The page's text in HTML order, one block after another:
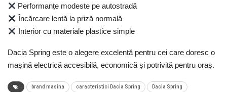
Performanțe modeste pe autostradă
Încărcare lentă la priză normală
Interior cu materiale plastice simple
Dacia Spring este o alegere excelentă pentru cei care doresc o
mașină electrică accesibilă, economică și potrivită pentru oraș.
brand masina caracteristici Dacia Spring Dacia Spring